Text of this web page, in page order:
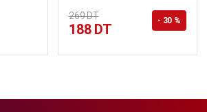
269 DT
188 DT
- 30 %